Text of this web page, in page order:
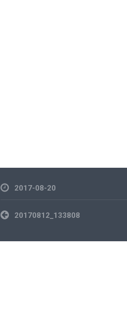
2017-08-20
Inläggsnavigering
20170812_133808